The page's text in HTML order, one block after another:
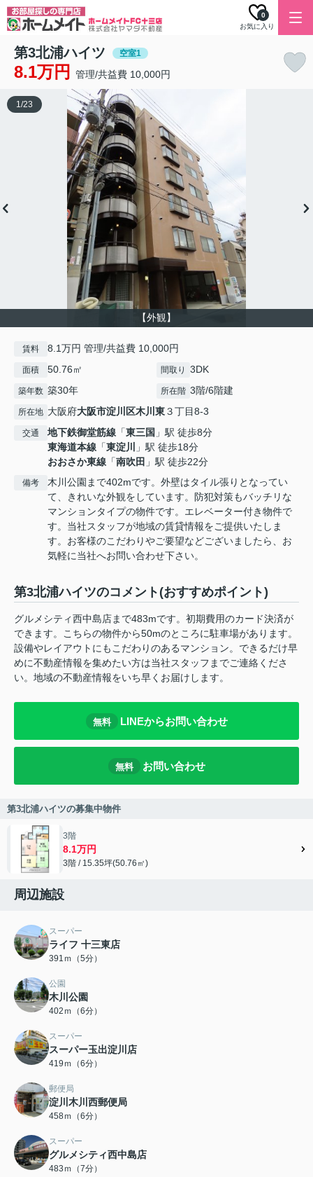
お気に入り
0
第3北浦ハイツ 空室1
8.1万円 管理/共益費 10,000円
【外観】
1/23
賃料 8.1万円 管理/共益費 10,000円
面積 50.76㎡ 間取り 3DK
築年数 築30年 所在階 3階/6階建
所在地 大阪府大阪市淀川区木川東３丁目8-3
交通 地下鉄御堂筋線 「東三国 」駅 徒歩8分
東海道本線 「東淀川
」駅 徒歩18分
おおさか東線 「南吹田 」駅 徒歩22分
備考
木川公園まで402mです。外壁はタイル張りとなってい
て、きれいな外観をしています。防犯対策もバッチリな
マンションタイプの物件です。エレベーター付き物件で
す。当社スタッフが地域の賃貸情報をご提供いたしま
す。お客様のこだわりやご要望などございましたら、お
気軽に当社へお問い合わせ下さい。
第3北浦ハイツのコメント(おすすめポイント)
グルメシティ西中島店まで483mです。初期費用のカード決済が
できます。こちらの物件から50mのところに駐車場があります。
設備やレイアウトにもこだわりのあるマンション。できるだけ早
めに不動産情報を集めたい方は当社スタッフまでご連絡くださ
い。地域の不動産情報をいち早くお届けします。
無料 LINEからお問い合わせ
無料 お問い合わせ
第3北浦ハイツの募集中物件
3階
8.1万円
3階 / 15.35坪(50.76㎡)
周辺施設
スーパー
ライフ 十三東店
391ｍ（5分）
公園
木川公園
402ｍ（6分）
スーパー
スーパー玉出淀川店
419ｍ（6分）
郵便局
淀川木川西郵便局
458ｍ（6分）
スーパー
グルメシティ西中島店
483ｍ（7分）